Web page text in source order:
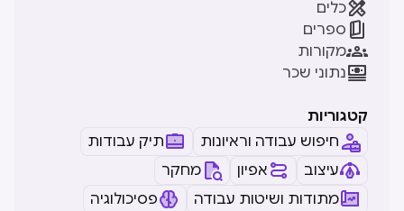
כלים
ספרים 
מקורות
נתוני שכר
קטגוריות
חיפוש עבודה וראיונות
תיק עבודות
עיצוב
אפיון
מחקר
מתודות ושיטות עבודה
פסיכולוגיה